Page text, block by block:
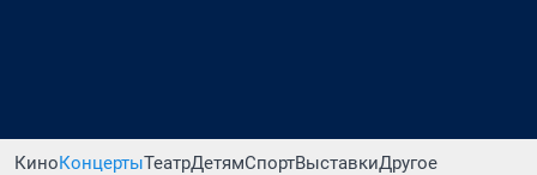
КиноКонцертыТеатрДетямСпортВыставкиДругое